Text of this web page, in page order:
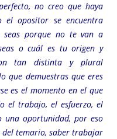
no creo que haya
el opositor se encuentra
porque no te van a
o cuál es tu origen y
tan distinta y plural
que demuestras que eres
es el momento en el que
el trabajo, el esfuerzo, el
una oportunidad, por eso
temario, saber trabajar